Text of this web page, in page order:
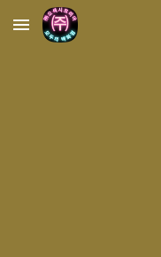
Skip to main content